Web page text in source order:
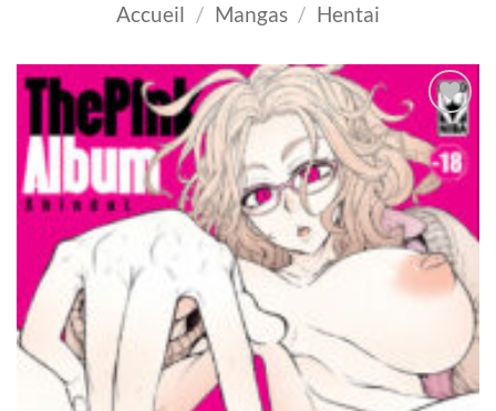
Accueil / Mangas / Hentai
Ajouter
à la
wishlist